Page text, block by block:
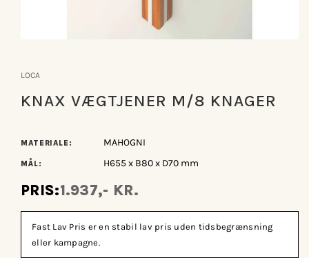
iLOCA
KNAX VÆGTJENER M/8 KNAGER
MATERIALE: MAHOGNI
MÅL: H655 x B80 x D70 mm
PRIS:1.937,- KR.
Fast Lav Pris er en stabil lav pris uden tidsbegrænsning
eller kampagne.